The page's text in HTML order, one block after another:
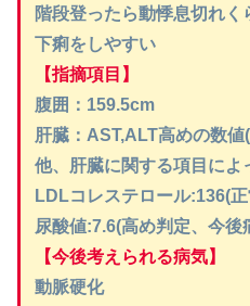
階段登ったら動悸息切れく
下痢をしやすい
【指摘項目】
腹囲：159.5cm
肝臓：AST,ALT高めの数値
他、肝臓に関する項目によ
LDLコレステロール:136(
尿酸値:7.6(高め判定、今後
【今後考えられる病気】
動脈硬化